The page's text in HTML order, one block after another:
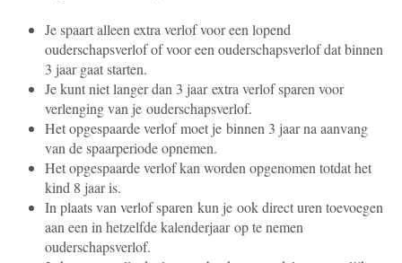
Je spaart alleen extra verlof voor een lopend
ouderschapsverlof of voor een ouderschapsverlof dat binnen
3 jaar gaat starten.
Je kunt niet langer dan 3 jaar extra verlof sparen voor
verlenging van je ouderschapsverlof.
Het opgespaarde verlof moet je binnen 3 jaar na aanvang
van de spaarperiode opnemen.
Het opgespaarde verlof kan worden opgenomen totdat het
kind 8 jaar is.
In plaats van verlof sparen kun je ook direct uren toevoegen
aan een in hetzelfde kalenderjaar op te nemen
ouderschapsverlof.